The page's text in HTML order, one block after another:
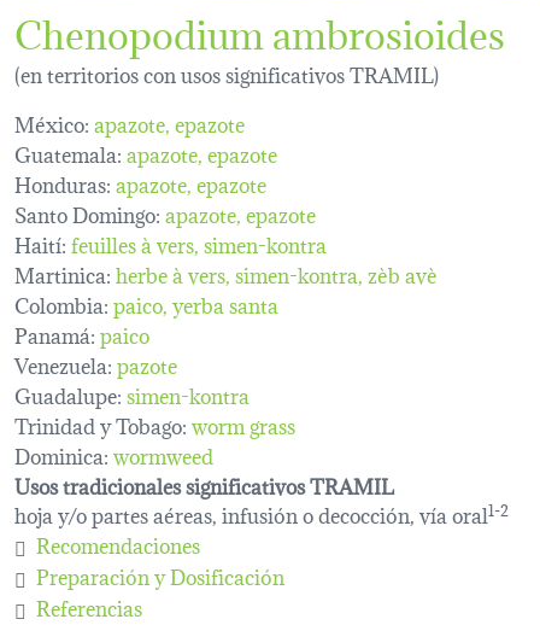
Chenopodium ambrosioides
(en territorios con usos significativos TRAMIL)
México:apazote epazote
Guatemala:apazote epazote
Honduras:apazote epazote
Santo Domingo:apazote, epazote
Haití:feuilles à vers simen-kontra
Martinica:herbe à vers simen-kontra zèb avè
Colombia:paico yerba santa
Panamá:paico
Venezuela:pazote
Guadalupe:simen-kontra
Trinidad y Tobago:worm grass
Dominica:wormweed
Usos tradicionales significativos TRAMIL
hoja y/o partes aéreas, infusión o decocción, vía oral1-2
Recomendaciones
Preparación y Dosificación
Referencias